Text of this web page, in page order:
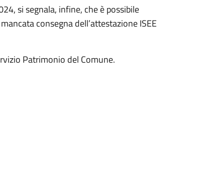
si segnala, infine, che è possibile
consegna dell’attestazione ISEE
Patrimonio del Comune.